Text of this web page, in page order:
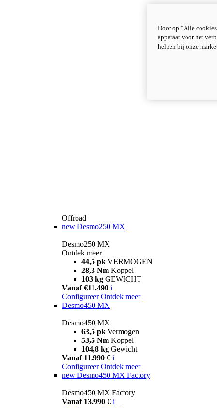
Offroad
new Desmo250 MX
Desmo250 MX
Ontdek meer
44,5 pk VERMOGEN
28,3 Nm Koppel
103 kg GEWICHT
Vanaf €11.490 i
Configureer Ontdek meer
Desmo450 MX
Desmo450 MX
63,5 pk Vermogen
53,5 Nm Koppel
104,8 kg Gewicht
Vanaf 11.990 € i
Configureer Ontdek meer
new Desmo450 MX Factory
Desmo450 MX Factory
Vanaf 13.990 € i
Door op “Alle
apparaat voor het
helpen bij onze